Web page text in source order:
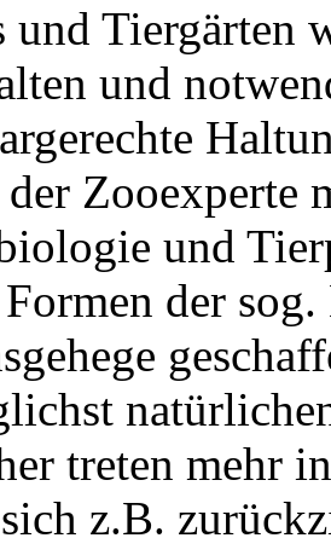
und Tiergärten
und
Zooexperte
und
der
treten mehr
z.B.